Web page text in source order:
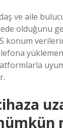
ve aile
olduğunu
konum